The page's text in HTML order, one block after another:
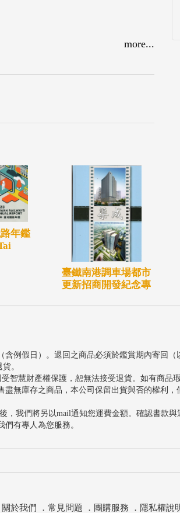
more...
年鑑
臺鐵南港調車場都市
更新招商開發紀念專
例假日）。退回之商品必須於鑑賞期內寄回
。
智慧財產權保護，恕無法接受退貨。如有商品
無庫存之商品，本公司保留出貨與否的權利
我們將另以mail通知您運費金額。確認書款
們有專人為您服務。
關於我們 ． 常見問題 ． 團購服務 ． 隱私權說